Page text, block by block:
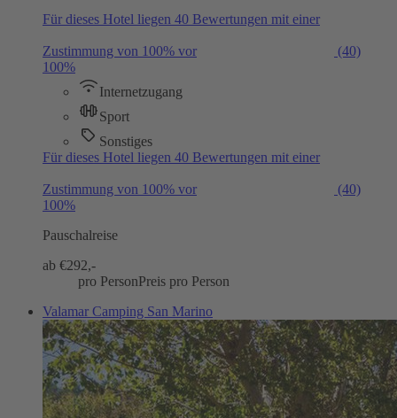
Für dieses Hotel liegen 40 Bewertungen mit einer
Zustimmung von 100% vor
(40)
100%
Internetzugang
Sport
Sonstiges
Für dieses Hotel liegen 40 Bewertungen mit einer
Zustimmung von 100% vor
(40)
100%
Pauschalreise
ab €292,-
pro PersonPreis pro Person
Valamar Camping San Marino